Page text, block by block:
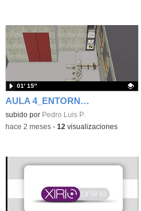
AULA 4_ENTORNO DE PRACTICAS 6 y 8
Contenido educativo.
subido por Pedro Luis P.
01′ 15″
-hace 2 meses- 12 visualizaciones